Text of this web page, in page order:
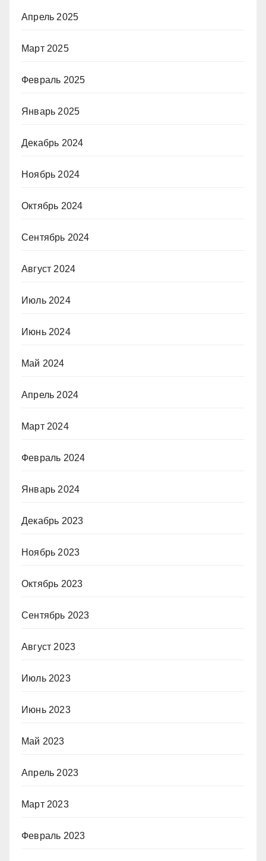
Апрель 2025
Март 2025
Февраль 2025
Январь 2025
Декабрь 2024
Ноябрь 2024
Октябрь 2024
Сентябрь 2024
Август 2024
Июль 2024
Июнь 2024
Май 2024
Апрель 2024
Март 2024
Февраль 2024
Январь 2024
Декабрь 2023
Ноябрь 2023
Октябрь 2023
Сентябрь 2023
Август 2023
Июль 2023
Июнь 2023
Май 2023
Апрель 2023
Март 2023
Февраль 2023